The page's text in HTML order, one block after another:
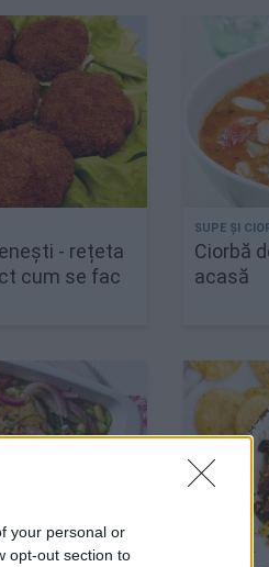
your personal or
opt-out section to
- rețeta
cum se fac
Ciorbă
acasă